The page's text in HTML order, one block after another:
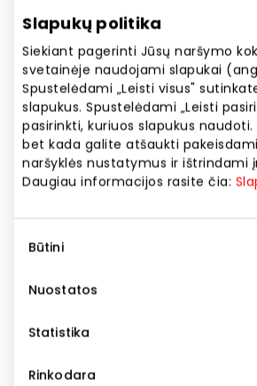
Slapukų politika
Siekiant pagerinti Jūsų naršymo
svetainėje naudojami slapukai
Spustelėdami „Leisti visus"
slapukus. Spustelėdami „Leisti
pasirinkti, kuriuos slapukus
bet kada galite atšaukti
naršyklės nustatymus ir ištrindami
Daugiau informacijos rasite čia:
pasirinkimas
Būtini
Nuostatos
Statistika
Rinkodara
FIELMANN.
akiniams!
Rodyti lokaciją
Ar žinojote, kad akiniai mėgsta
kada užsukite į „Fielmann" akinių
kruopščiai išplausime juos
ultragarso sukeliamų vibracijų
nešvarumus.
Jei bus reikalinga, sutvarkysime